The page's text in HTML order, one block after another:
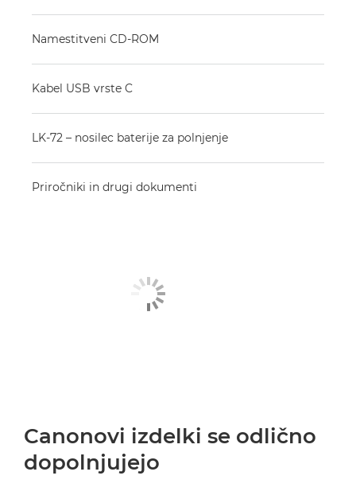
Namestitveni CD-ROM
Kabel USB vrste C
LK-72 – nosilec baterije za polnjenje
Priročniki in drugi dokumenti
Canonovi izdelki se odlično
dopolnjujejo